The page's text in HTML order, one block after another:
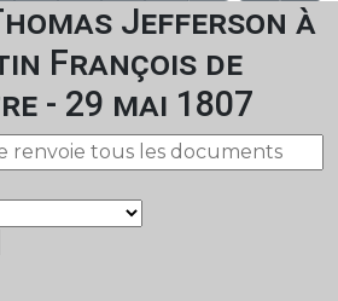
Jefferson à
François de
- 29 mai 1807